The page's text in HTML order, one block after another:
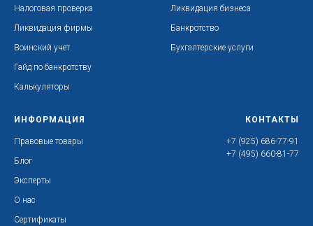
Налоговая проверка
Ликвидация фирмы
Воинский учет
Гайд по банкротству
Калькуляторы
Ликвидация бизнеса
Банкротство
Бухгалтерские услуги
ИНФОРМАЦИЯ
Правовые товары
Блог
Эксперты
О нас
Сертификаты
КОНТАКТЫ
+7 (925) 686-77-91
+7 (495) 660-81-77